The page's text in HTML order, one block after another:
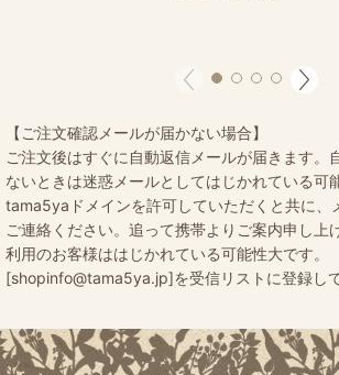
【ご注文確認メールが届かない場合】
ご注文後はすぐに自動返信メールが届きます。
ないときは迷惑メールとしてはじかれている可
tama5yaドメインを許可していただくと共に、
ご連絡ください。追って携帯よりご案内申し上
利用のお客様ははじかれている可能性大です。
[shopinfo@tama5ya.jp]を受信リストに登録して